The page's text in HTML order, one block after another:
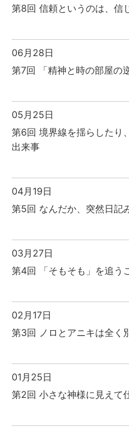
第8回 信頼というのは、信
06月28日
第7回 「精神と時の部屋の
05月25日
第6回 境界線を揺らしたり
出来事
04月19日
第5回 なんだか、突然日記
03月27日
第4回 「そもそも」を追う
02月17日
第3回 ノロとアニキは全く
01月25日
第2回 小さな神様に見えて